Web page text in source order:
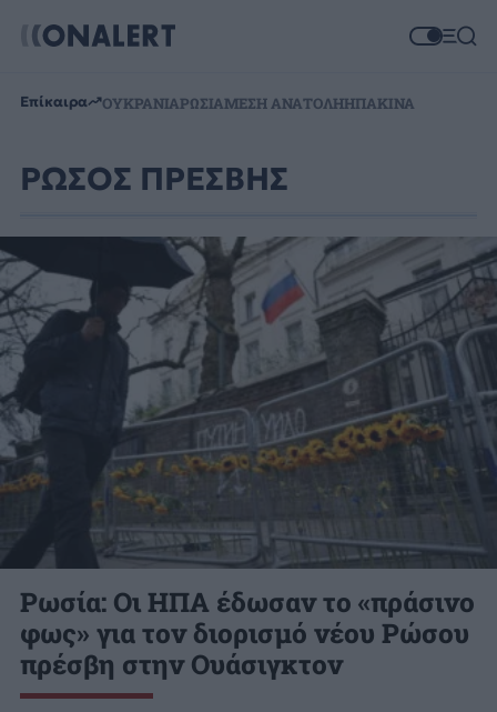
Επίκαιρα ΟΥΚΡΑΝΙΑΡΩΣΙΑΜΕΣΗ ΑΝΑΤΟΛΗΗΠΑΚΙΝΑ
ΡΩΣΟΣ ΠΡΕΣΒΗΣ
Ρωσία: Οι ΗΠΑ έδωσαν το «πράσινο
φως» για τον διορισμό νέου Ρώσου
πρέσβη στην Ουάσιγκτον